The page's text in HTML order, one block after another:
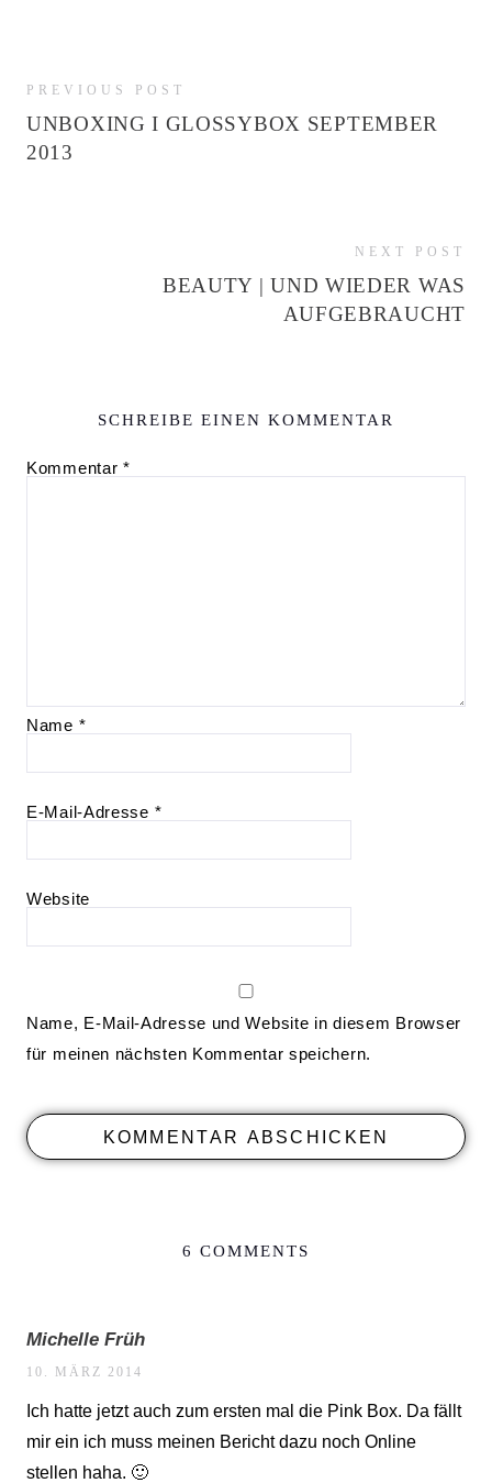
PREVIOUS POST
UNBOXING I GLOSSYBOX SEPTEMBER
2013
NEXT POST
BEAUTY | UND WIEDER WAS
AUFGEBRAUCHT
SCHREIBE EINEN KOMMENTAR
Kommentar *
Name *
E-Mail-Adresse *
Website
Name, E-Mail-Adresse und Website in diesem Browser
für meinen nächsten Kommentar speichern.
6 COMMENTS
Michelle Früh
10. MÄRZ 2014
Ich hatte jetzt auch zum ersten mal die Pink Box. Da fällt
mir ein ich muss meinen Bericht dazu noch Online
stellen haha. 🙂